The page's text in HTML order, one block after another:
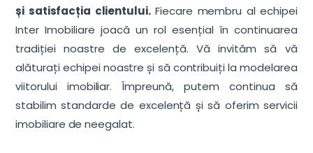
și satisfacția clientului.Fiecare membru al echipei
Inter Imobiliare joacă un rol esențial în continuarea
tradiției noastre de excelență. Vă invităm să vă
alăturați echipei noastre și să contribuiți la modelarea
viitorului imobiliar. Împreună, putem continua să
stabilim standarde de excelență și să oferim servicii
imobiliare de neegalat.